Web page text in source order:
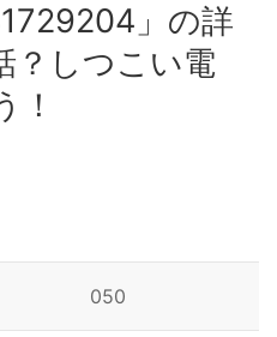
」の詳
？しつこい電
！
050